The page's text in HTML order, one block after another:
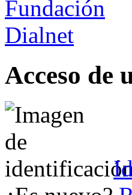
Acceso de